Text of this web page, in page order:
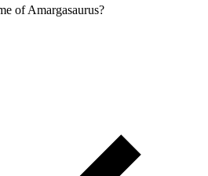
of Amargasaurus?